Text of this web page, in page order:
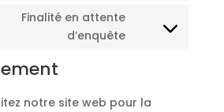
service
Finalité en attente
d’enquête
Consent
notre site web pour la